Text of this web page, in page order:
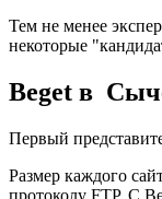
Тем не менее
некоторые
Beget в
Первый
Размер каждого